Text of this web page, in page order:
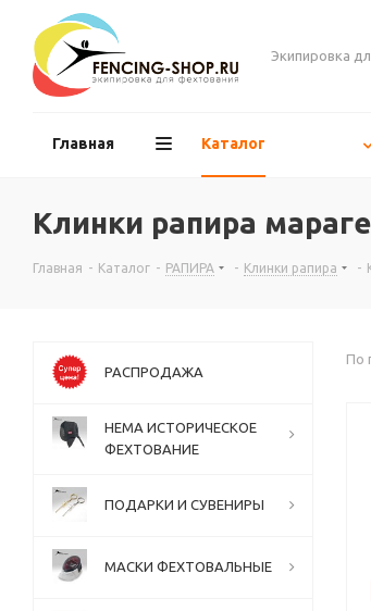
Экипировка
Главная Каталог
Клинки рапира
Главная - Каталог - РАПИРА - Клинки рапира -
По
РАСПРОДАЖА
НЕМА ИСТОРИЧЕСКОЕ
ФЕХТОВАНИЕ
ПОДАРКИ И СУВЕНИРЫ
МАСКИ ФЕХТОВАЛЬНЫЕ